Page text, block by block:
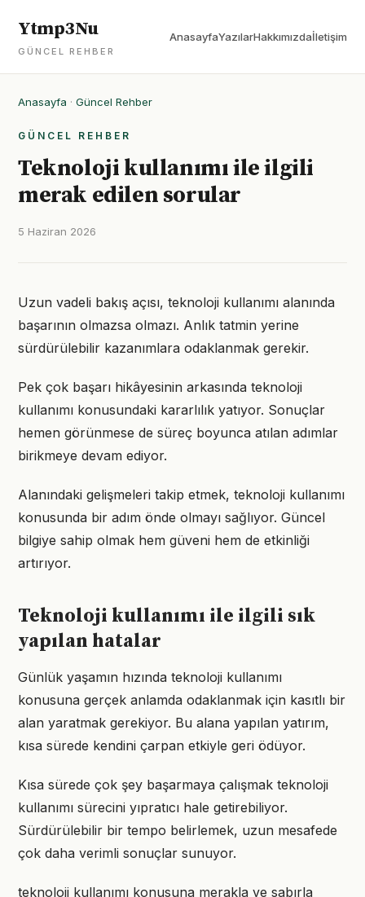
Ytmp3Nu
GÜNCEL REHBER
AnasayfaYazılarHakkımızdaİletişim
Anasayfa · Güncel Rehber
GÜNCEL REHBER
Teknoloji kullanımı ile ilgili
merak edilen sorular
5 Haziran 2026
Uzun vadeli bakış açısı, teknoloji kullanımı alanında
başarının olmazsa olmazı. Anlık tatmin yerine
sürdürülebilir kazanımlara odaklanmak gerekir.
Pek çok başarı hikâyesinin arkasında teknoloji
kullanımı konusundaki kararlılık yatıyor. Sonuçlar
hemen görünmese de süreç boyunca atılan adımlar
birikmeye devam ediyor.
Alanındaki gelişmeleri takip etmek, teknoloji kullanımı
konusunda bir adım önde olmayı sağlıyor. Güncel
bilgiye sahip olmak hem güveni hem de etkinliği
artırıyor.
Teknoloji kullanımı ile ilgili sık
yapılan hatalar
Günlük yaşamın hızında teknoloji kullanımı
konusuna gerçek anlamda odaklanmak için kasıtlı bir
alan yaratmak gerekiyor. Bu alana yapılan yatırım,
kısa sürede kendini çarpan etkiyle geri ödüyor.
Kısa sürede çok şey başarmaya çalışmak teknoloji
kullanımı sürecini yıpratıcı hale getirebiliyor.
Sürdürülebilir bir tempo belirlemek, uzun mesafede
çok daha verimli sonuçlar sunuyor.
teknoloji kullanımı konusuna merakla ve sabırla